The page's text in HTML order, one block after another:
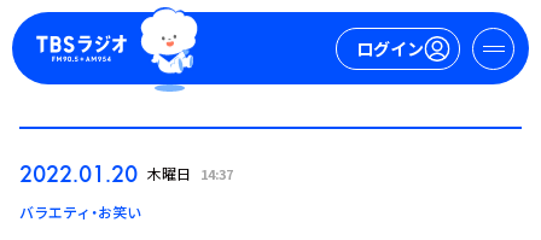
ログイン
ログイン
2022.01.20 木曜日 14:37
バラエティ・お笑い